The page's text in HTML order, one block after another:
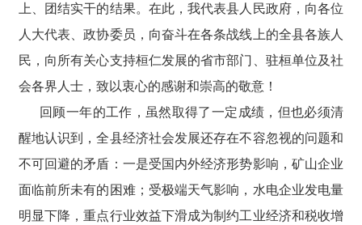
上、团结实干的结果。在此，我代表县人民政府，向各位
人大代表、政协委员，向奋斗在各条战线上的全县各族人
民，向所有关心支持桓仁发展的省市部门、驻桓单位及社
会各界人士，致以衷心的感谢和崇高的敬意！
回顾一年的工作，虽然取得了一定成绩，但也必须清
醒地认识到，全县经济社会发展还存在不容忽视的问题和
不可回避的矛盾：一是受国内外经济形势影响，矿山企业
面临前所未有的困难；受极端天气影响，水电企业发电量
明显下降，重点行业效益下滑成为制约工业经济和税收增